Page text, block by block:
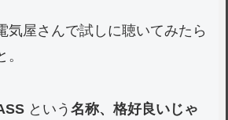
気屋さんで試しに聴いてみたら
。
という名称、格好良いじゃ